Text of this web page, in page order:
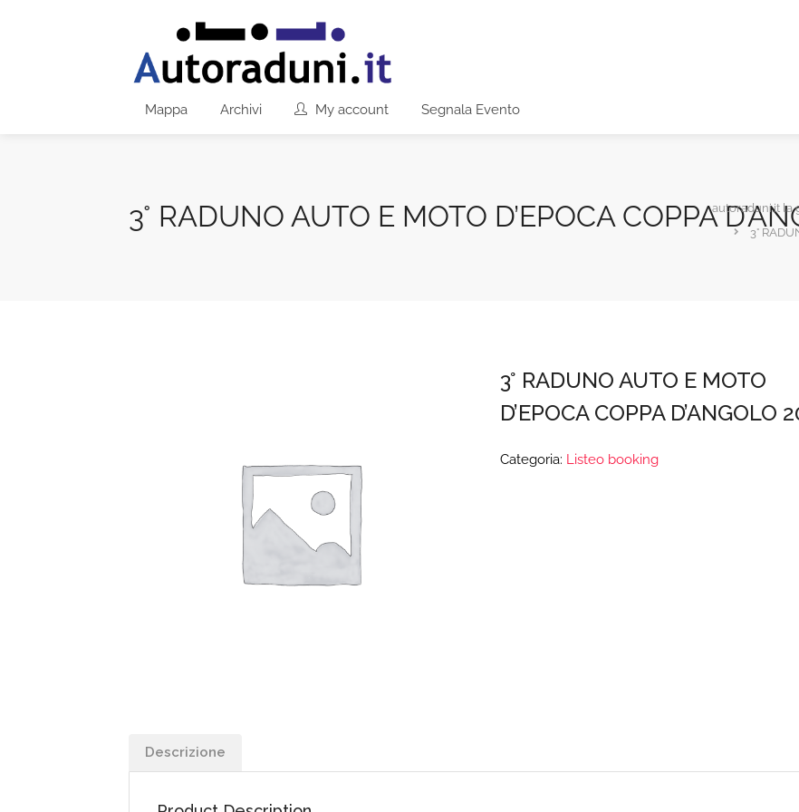
Mappa Archivi My account Segnala Evento
3° RADUNO AUTO E MOTO D’EPOCA COPPAautoraduni.it la
3°
3° RADUNO AUTO E MOTO
D’EPOCA COPPA D’ANGOLO
Categoria: Listeo booking
Descrizione